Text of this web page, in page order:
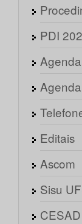
PDI
Editais
Ascom
Sisu
CESAD